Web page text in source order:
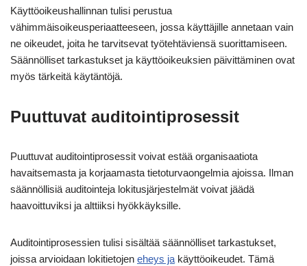
Käyttöoikeushallinnan tulisi perustua
vähimmäisoikeusperiaatteeseen, jossa käyttäjille annetaan vain
ne oikeudet, joita he tarvitsevat työtehtäviensä suorittamiseen.
Säännölliset tarkastukset ja käyttöoikeuksien päivittäminen ovat
myös tärkeitä käytäntöjä.
Puuttuvat auditointiprosessit
Puuttuvat auditointiprosessit voivat estää organisaatiota
havaitsemasta ja korjaamasta tietoturvaongelmia ajoissa. Ilman
säännöllisiä auditointeja lokitusjärjestelmät voivat jäädä
haavoittuviksi ja alttiiksi hyökkäyksille.
Auditointiprosessien tulisi sisältää säännölliset tarkastukset,
joissa arvioidaan lokitietojen eheys jakäyttöoikeudet. Tämä